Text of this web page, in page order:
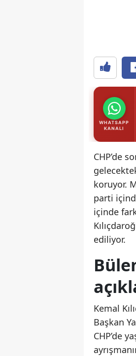
WHATSAPP
KANALI
CHP’de
koruyor.
parti
içinde
ediliyor.
Kemal
Başkan
CHP’de